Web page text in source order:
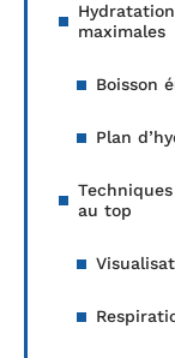
maximales
Boisson
Plan
au top